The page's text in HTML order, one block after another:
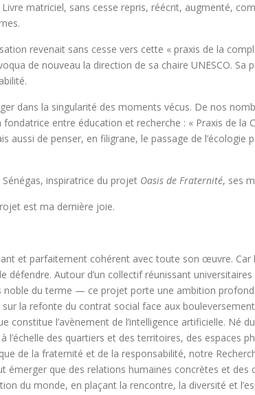
matriciel, sans cesse repris, réécrit, augmenté,
revenait sans cesse vers cette « praxis de la
de nouveau la direction de sa chaire UNESCO.
dans la singularité des moments vécus. De nos
entre éducation et recherche : « Praxis de la
aussi de penser, en filigrane, le passage de l’écologie
inspiratrice du projet Oasis de Fraternité, ses
est ma dernière joie.
et parfaitement cohérent avec toute son œuvre. Car
défendre. Autour d’un collectif réunissant
du terme — ce projet porte une ambition
la refonte du contrat social face aux
l’avènement de l’intelligence artificielle. Né
des quartiers et des territoires, des espaces
de la fraternité et de la responsabilité, notre
que des relations humaines concrètes et des
du monde, en plaçant la rencontre, la diversité et